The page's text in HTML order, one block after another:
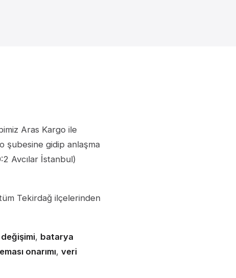
Aras Kargo ile
şubesine gidip anlaşma
Avcılar İstanbul)
Tekirdağ ilçelerinden
, batarya
onarımı, veri